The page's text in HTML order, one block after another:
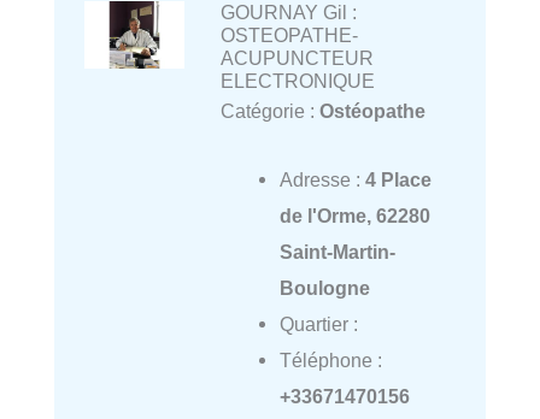
GOURNAY Gil :
OSTEOPATHE-
ACUPUNCTEUR
ELECTRONIQUE
Catégorie : Ostéopathe
Adresse : 4 Place
de l'Orme, 62280
Saint-Martin-
Boulogne
Quartier :
Téléphone :
+33671470156